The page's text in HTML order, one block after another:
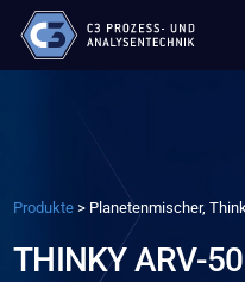
Produkte > Planetenmischer,
THINKY ARV-